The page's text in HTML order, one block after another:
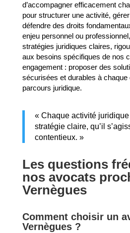
d’accompagner efficacement
pour structurer une activité,
défendre des droits
enjeu personnel ou
stratégies juridiques claires,
aux besoins spécifiques de nos
engagement : proposer des
sécurisées et durables à chaque
parcours juridique.
« Chaque activité
stratégie claire, qu’il
contentieux. »
Les questions
nos avocats
Vernègues
Comment choisir un
Vernègues ?